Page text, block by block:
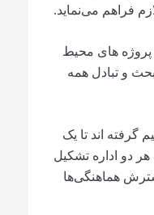
فراهم می‌نماید.
های محیط
و تبادل همه
اند تا یک
دو اداره تشکیل
هماهنگی‌ها